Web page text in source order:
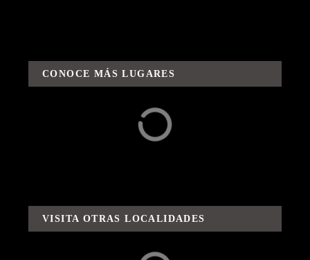
CONOCE MÁS LUGARES
VISITA OTRAS LOCALIDADES